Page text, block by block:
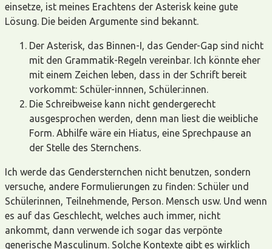
einsetze, ist meines Erachtens der Asterisk keine gute
Lösung. Die beiden Argumente sind bekannt.
Der Asterisk, das Binnen-I, das Gender-Gap sind nicht
mit den Grammatik-Regeln vereinbar. Ich könnte eher
mit einem Zeichen leben, dass in der Schrift bereit
vorkommt: Schüler-innnen, Schüler:innen.
Die Schreibweise kann nicht gendergerecht
ausgesprochen werden, denn man liest die weibliche
Form. Abhilfe wäre ein Hiatus, eine Sprechpause an
der Stelle des Sternchens.
Ich werde das Gendersternchen nicht benutzen, sondern
versuche, andere Formulierungen zu finden: Schüler und
Schülerinnen, Teilnehmende, Person. Mensch usw. Und wenn
es auf das Geschlecht, welches auch immer, nicht
ankommt, dann verwende ich sogar das verpönte
generische Masculinum. Solche Kontexte gibt es wirklich